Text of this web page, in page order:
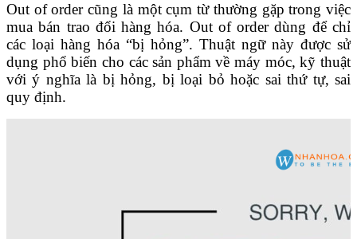
Out of order cũng là một cụm từ thường gặp trong việc
mua bán trao đổi hàng hóa. Out of order dùng để chỉ
các loại hàng hóa “bị hỏng”. Thuật ngữ này được sử
dụng phổ biến cho các sản phẩm về máy móc, kỹ thuật
với ý nghĩa là bị hỏng, bị loại bỏ hoặc sai thứ tự, sai
quy định.